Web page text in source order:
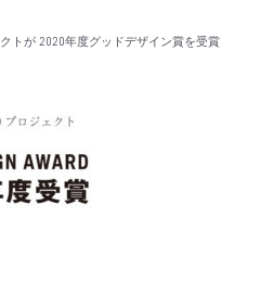
トが 2020年度グッドデザイン賞を受賞